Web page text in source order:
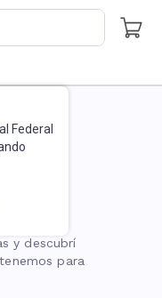
Federal
y descubrí
para